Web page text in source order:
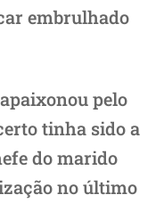
embrulhado
pelo
tinha sido a
do marido
no último